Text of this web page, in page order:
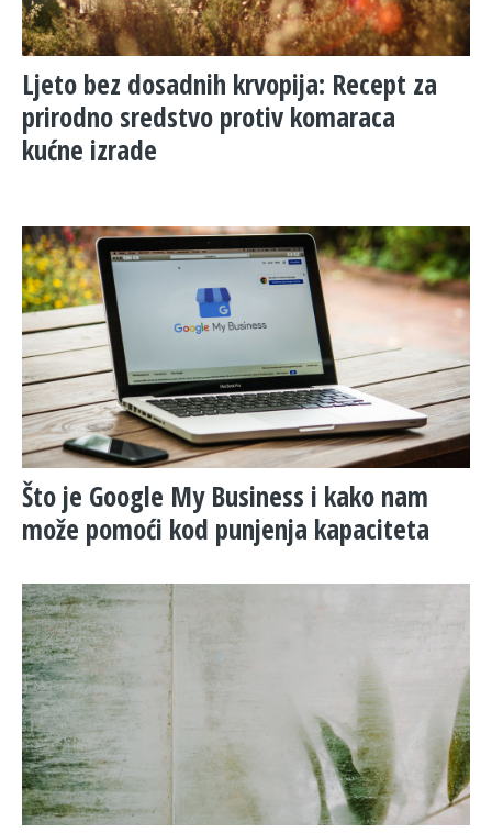
Ljeto bez dosadnih krvopija: Recept za
prirodno sredstvo protiv komaraca
kućne izrade
​Što je Google My Business i kako nam
može pomoći kod punjenja kapaciteta